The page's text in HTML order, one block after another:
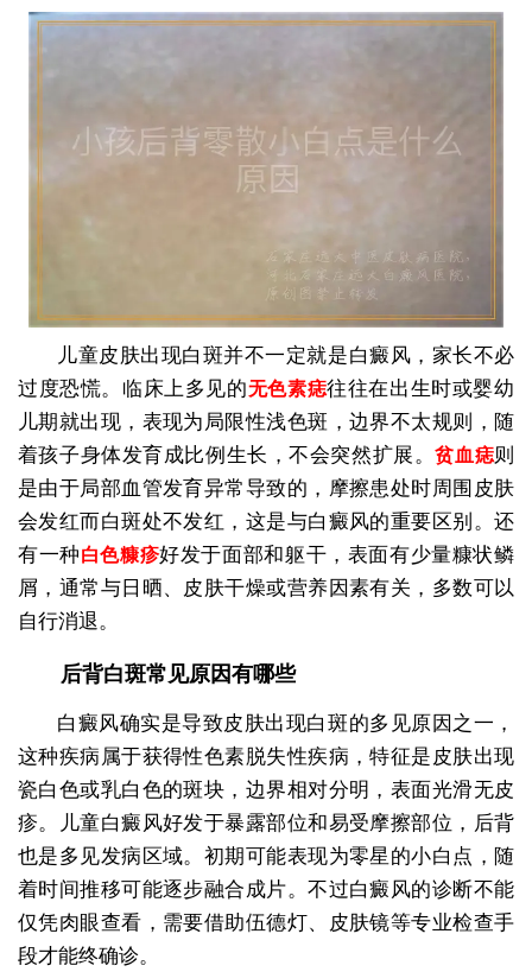
儿童皮肤出现白斑并不一定就是白癜风，家长不必
过度恐慌。临床上多见的无色素痣往往在出生时或婴幼
儿期就出现，表现为局限性浅色斑，边界不太规则，随
着孩子身体发育成比例生长，不会突然扩展。贫血痣则
是由于局部血管发育异常导致的，摩擦患处时周围皮肤
会发红而白斑处不发红，这是与白癜风的重要区别。还
有一种白色糠疹好发于面部和躯干，表面有少量糠状鳞
屑，通常与日晒、皮肤干燥或营养因素有关，多数可以
自行消退。
后背白斑常见原因有哪些
白癜风确实是导致皮肤出现白斑的多见原因之一，
这种疾病属于获得性色素脱失性疾病，特征是皮肤出现
瓷白色或乳白色的斑块，边界相对分明，表面光滑无皮
疹。儿童白癜风好发于暴露部位和易受摩擦部位，后背
也是多见发病区域。初期可能表现为零星的小白点，随
着时间推移可能逐步融合成片。不过白癜风的诊断不能
仅凭肉眼查看，需要借助伍德灯、皮肤镜等专业检查手
段才能终确诊。